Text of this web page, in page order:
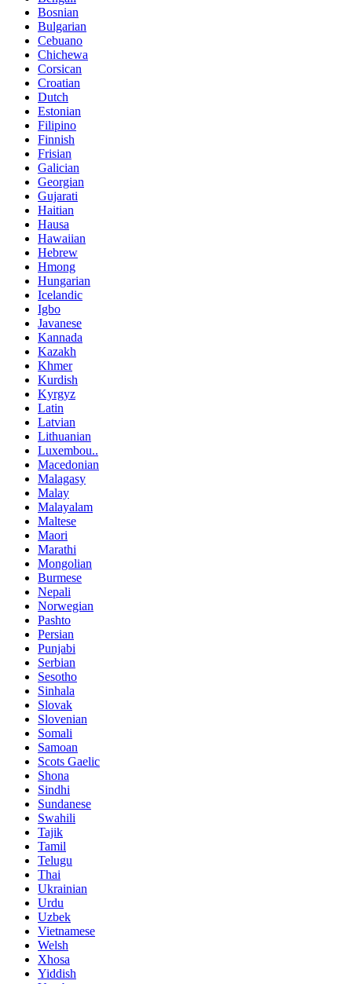
Bosnian
Bulgarian
Cebuano
Chichewa
Corsican
Croatian
Dutch
Estonian
Filipino
Finnish
Frisian
Galician
Georgian
Gujarati
Haitian
Hausa
Hawaiian
Hebrew
Hmong
Hungarian
Icelandic
Igbo
Javanese
Kannada
Kazakh
Khmer
Kurdish
Kyrgyz
Latin
Latvian
Lithuanian
Luxembou..
Macedonian
Malagasy
Malay
Malayalam
Maltese
Maori
Marathi
Mongolian
Burmese
Nepali
Norwegian
Pashto
Persian
Punjabi
Serbian
Sesotho
Sinhala
Slovak
Slovenian
Somali
Samoan
Scots Gaelic
Shona
Sindhi
Sundanese
Swahili
Tajik
Tamil
Telugu
Thai
Ukrainian
Urdu
Uzbek
Vietnamese
Welsh
Xhosa
Yiddish